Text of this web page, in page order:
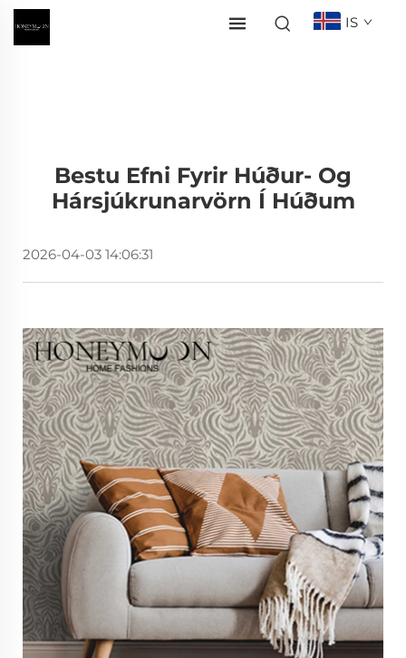
IS
Bestu Efni Fyrir Húður- Og
Hársjúkrunarvörn Í Húðum
2026-04-03 14:06:31